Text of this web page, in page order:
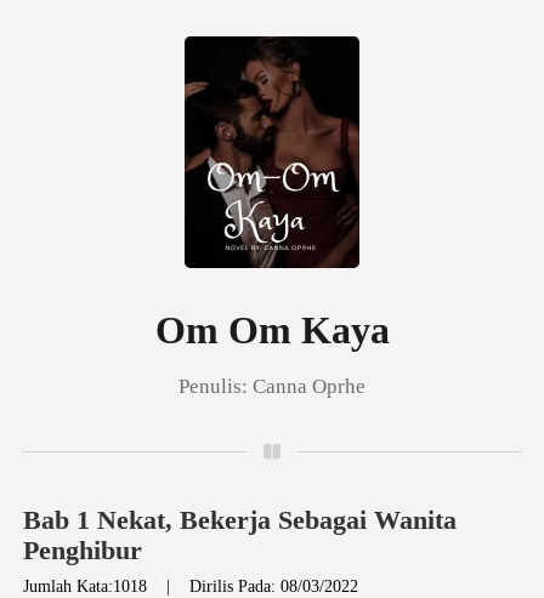
Riwayat Membaca
Om Om Kaya
Penulis: Canna Oprhe
Bab 1 Nekat, Bekerja Sebagai Wanita
Penghibur
Jumlah Kata:1018 |Dirilis Pada: 08/03/2022